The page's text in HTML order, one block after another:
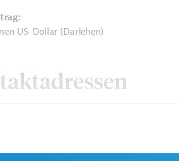
US-Dollar (Darlehen)